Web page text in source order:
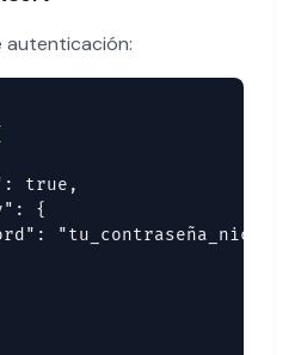
autenticación:
true,
{